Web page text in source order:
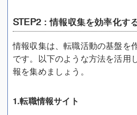
STEP2：情報収集を効率化す
情報収集は、転職活動の基盤を
です。以下のような方法を活用
報を集めましょう。
1.転職情報サイト